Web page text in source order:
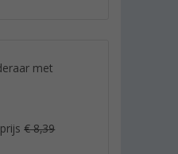
met
€ 8,39